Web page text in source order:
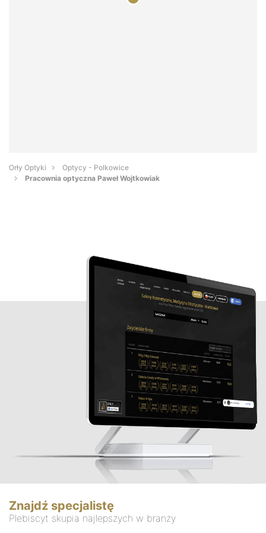
Orły Optyki
Optycy - Polkowice
Pracownia optyczna Paweł Wojtkowiak
Znajdź specjalistę
Plebiscyt skupia najlepszych w branży